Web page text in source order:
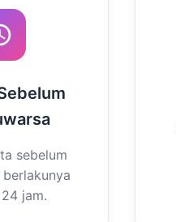
sebelum
jam.